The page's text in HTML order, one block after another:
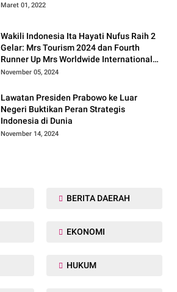
Maret 01, 2022
Wakili Indonesia Ita Hayati Nufus Raih 2
Gelar: Mrs Tourism 2024 dan Fourth
Runner Up Mrs Worldwide International
2024, di Pemilihan Mrs Worldwide 2024
November 05, 2024
Lawatan Presiden Prabowo ke Luar
Negeri Buktikan Peran Strategis
Indonesia di Dunia
November 14, 2024
BERITA DAERAH
EKONOMI
HUKUM